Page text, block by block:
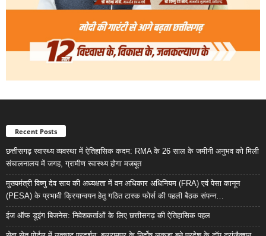
Recent Posts
छत्तीसगढ़ स्वास्थ्य व्यवस्था में ऐतिहासिक कदम: RMA के 26 साल के जमीनी अनुभव को मिली
संचालनालय में जगह, ग्रामीण स्वास्थ्य होगा मजबूत
मुख्यमंत्री विष्णु देव साय की अध्यक्षता में वन अधिकार अधिनियम (FRA) एवं पेसा कानून
(PESA) के प्रभावी क्रियान्वयन हेतु गठित टास्क फोर्स की पहली बैठक संपन्न…
ईज ऑफ डूइंग बिजनेस: निवेशकर्ताओं के लिए छत्तीसगढ़ की ऐतिहासिक पहल